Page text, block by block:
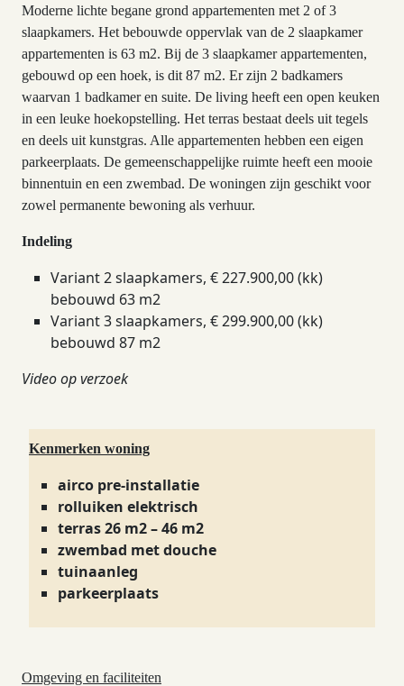
Moderne lichte begane grond appartementen met 2 of 3
slaapkamers. Het bebouwde oppervlak van de 2 slaapkamer
appartementen is 63 m2. Bij de 3 slaapkamer appartementen,
gebouwd op een hoek, is dit 87 m2. Er zijn 2 badkamers
waarvan 1 badkamer en suite. De living heeft een open keuken
in een leuke hoekopstelling. Het terras bestaat deels uit tegels
en deels uit kunstgras. Alle appartementen hebben een eigen
parkeerplaats. De gemeenschappelijke ruimte heeft een mooie
binnentuin en een zwembad. De woningen zijn geschikt voor
zowel permanente bewoning als verhuur.
Indeling
Variant 2 slaapkamers, € 227.900,00 (kk)
bebouwd 63 m2
Variant 3 slaapkamers, € 299.900,00 (kk)
bebouwd 87 m2
Video op verzoek
Kenmerken woning
airco pre-installatie
rolluiken elektrisch
terras 26 m2 – 46 m2
zwembad met douche
tuinaanleg
parkeerplaats
Omgeving en faciliteiten